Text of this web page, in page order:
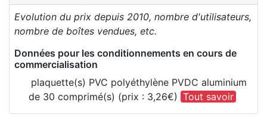
Evolution du prix depuis 2010, nombre d'utilisateurs,
nombre de boîtes vendues, etc.
Données pour les conditionnements en cours de
commercialisation
plaquette(s) PVC polyéthylène PVDC aluminium
de 30 comprimé(s) (prix : 3,26€) Tout savoir